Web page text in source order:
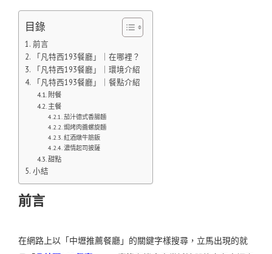
目錄
前言
「凡特西193餐廳」｜在哪裡？
「凡特西193餐廳」｜環境介紹
「凡特西193餐廳」｜餐點介紹
附餐
主餐
茄汁德式香腸麵
焗烤肉醬螺旋麵
紅酒燉牛筋飯
濃情起司披薩
甜點
小結
前言
在網路上以「中壢推薦餐廳」的關鍵字樣搜尋，立馬出現的就